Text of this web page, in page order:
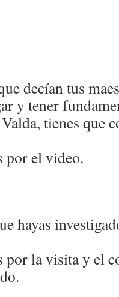
decían tus
y tener
tienes que
por el video.
hayas
por la visita y el